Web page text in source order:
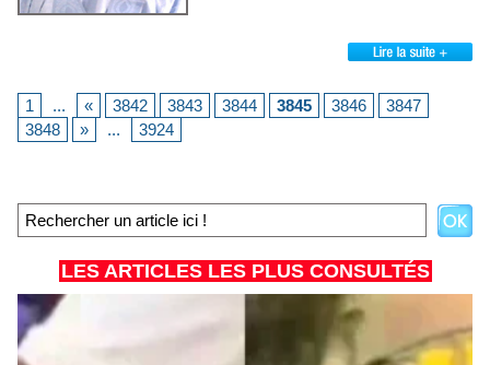
1 ... « 3842 3843 3844 3845 3846
3847
3848
» ... 3924
LES ARTICLES LES PLUS CONSULTÉS